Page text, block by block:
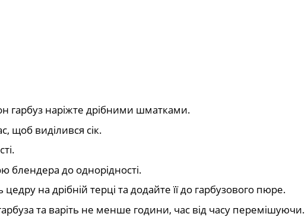
гарбуз наріжте дрібними шматками.
щоб виділився сік.
блендера до однорідності.
на дрібній терці та додайте її до гарбузового пюре.
та варіть не менше години, час від часу перемішуючи.